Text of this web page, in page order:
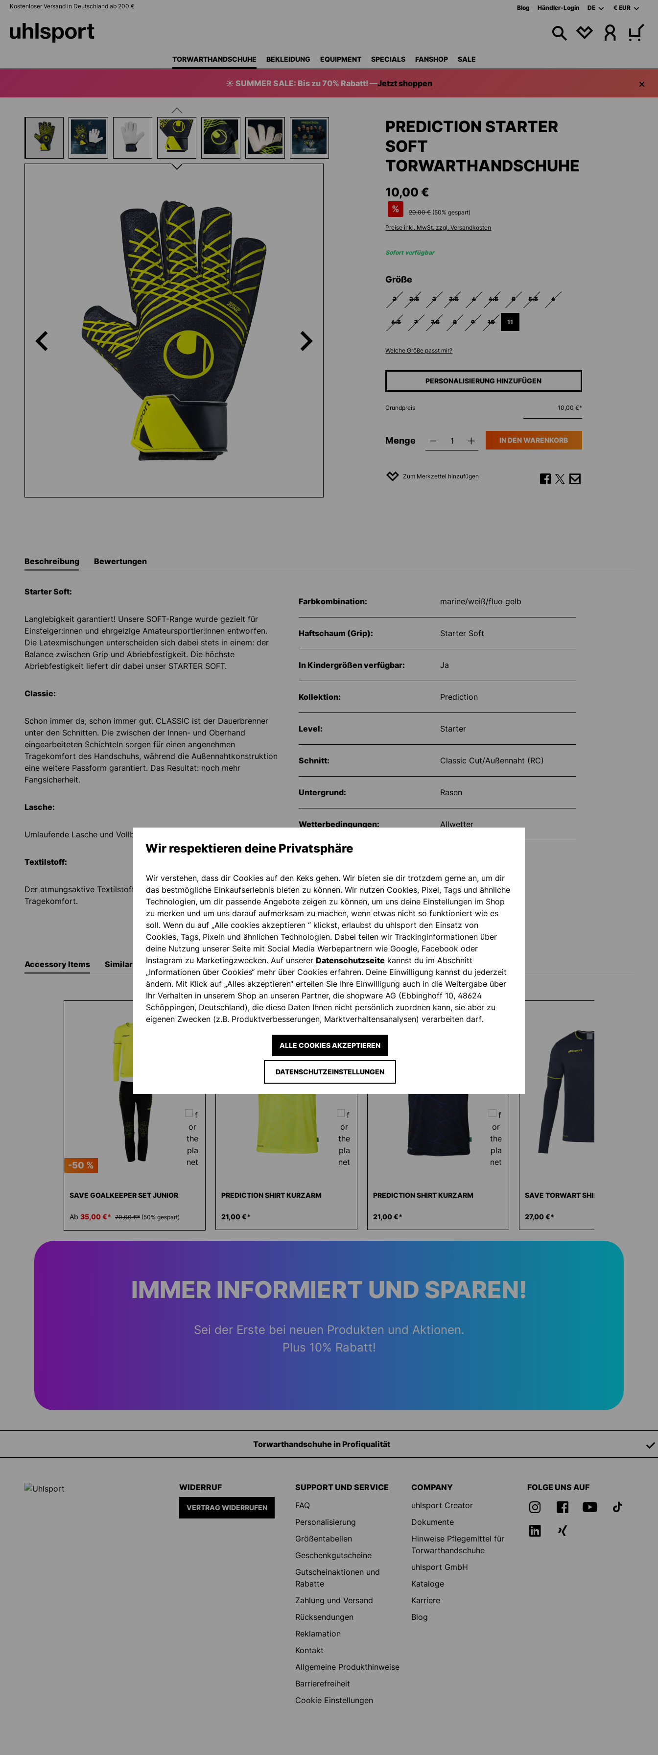
Zur Hauptnavigation springen
Kostenloser Versand in Deutschland ab 200 € Blog Händler-Login DE € EUR
DU HAST 0
TORWARTHANDSCHUHE BEKLEIDUNG EQUIPMENT SPECIALS FANSHOP SALE
☀️ SUMMER SALE: Bis zu 70% Rabatt! —Jetzt shoppen
Bildergalerie überspringen
PREDICTION STARTER
SOFT
TORWARTHANDSCHUHE
10,00 €
% 20,00 € (50% gespart)
Preise inkl. MwSt. zzgl. Versandkosten
Sofort verfügbar
Größeauswählen
2
(DIESE OPTION IST ZURZEIT NICHT VERFÜGBAR.)
2.5
(DIESE OPTION IST ZURZEIT NICHT VERFÜGBAR.)
3
(DIESE OPTION IST ZURZEIT NICHT VERFÜGBAR.)
3.5
(DIESE OPTION IST ZURZEIT NICHT VERFÜGBAR.)
4
(DIESE OPTION IST ZURZEIT NICHT VERFÜGBAR.)
4.5
(DIESE OPTION IST ZURZEIT NICHT VERFÜGBAR.)
5
(DIESE OPTION IST ZURZEIT NICHT VERFÜGBAR.)
5.5
(DIESE OPTION IST ZURZEIT NICHT
6
6.5
(DIESE OPTION IST ZURZEIT NICHT VERFÜGBAR.)
7
(DIESE OPTION IST ZURZEIT NICHT VERFÜGBAR.)
7.5
(DIESE OPTION IST ZURZEIT NICHT VERFÜGBAR.)
8
(DIESE OPTION IST ZURZEIT NICHT VERFÜGBAR.)
9
(DIESE OPTION IST ZURZEIT NICHT VERFÜGBAR.)
10 11
Welche Größe passt mir?
PERSONALISIERUNG HINZUFÜGEN
Grundpreis 10,00 €*
Menge IN DEN WARENKORB
Zum Merkzettel hinzufügen
Beschreibung Bewertungen
Starter Soft:
Langlebigkeit garantiert! Unsere SOFT-Range wurde gezielt für
Einsteiger:innen und ehrgeizige Amateursportler:innen entworfen.
Die Latexmischungen unterscheiden sich dabei stets in einem: der
Balance zwischen Grip und Abriebfestigkeit. Die höchste
Abriebfestigkeit liefert dir dabei unser STARTER SOFT.
Classic:
Schon immer da, schon immer gut. CLASSIC ist der Dauerbrenner
unter den Schnitten. Die zwischen der Innen- und Oberhand
eingearbeiteten Schichteln sorgen für einen angenehmen
Tragekomfort des Handschuhs, während die Außennahtkonstruktion
eine weitere Passform garantiert. Das Resultat: noch mehr
Fangsicherheit.
Lasche:
Umlaufende Lasche und Vollbandage für gute Handgelenkfixierung
Textilstoff:
Der atmungsaktive Textilstoff sorgt für einen angenehmen
Tragekomfort.
Farbkombination: marine/weiß/fluo gelb
Haftschaum (Grip): Starter Soft
In Kindergrößen verfügbar: Ja
Kollektion: Prediction
Level: Starter
Schnitt: Classic Cut/Außennaht (RC)
Untergrund: Rasen
Wetterbedingungen: Allwetter
Artikelnummer
Accessory Items Similar Items
Produktgalerie überspringen
-50 %
SAVE GOALKEEPER SET JUNIOR
Ab 35,00 €* 70,00 €* (50% gespart)
PREDICTION SHIRT KURZARM
21,00 €*
PREDICTION SHIRT KURZARM
21,00 €*
SAVE TORWART SHIRT
27,00 €*
IMMER INFORMIERT UND SPAREN!
Sei der Erste bei neuen Produkten und Aktionen.
Plus 10% Rabatt!
Ausrüstung für Torhüter
WIDERRUF
VERTRAG WIDERRUFEN
SUPPORT UND SERVICE
FAQ
Personalisierung
Größentabellen
Geschenkgutscheine
Gutscheinaktionen und
Rabatte
Zahlung und Versand
Rücksendungen
Reklamation
Kontakt
Allgemeine Produkthinweise
Barrierefreiheit
Cookie Einstellungen
COMPANY
uhlsport Creator
Dokumente
Hinweise Pflegemittel für
Torwarthandschuhe
uhlsport GmbH
Kataloge
Karriere
Blog
FOLGE UNS AUF
Wir respektieren deine Privatsphäre
Wir verstehen, dass dir Cookies auf den Keks gehen. Wir bieten sie dir trotzdem gerne an, um dir
das bestmögliche Einkaufserlebnis bieten zu können. Wir nutzen Cookies, Pixel, Tags und ähnliche
Technologien, um dir passende Angebote zeigen zu können, um uns deine Einstellungen im Shop
zu merken und um uns darauf aufmerksam zu machen, wenn etwas nicht so funktioniert wie es
soll. Wenn du auf „Alle cookies akzeptieren “ klickst, erlaubst du uhlsport den Einsatz von
Cookies, Tags, Pixeln und ähnlichen Technologien. Dabei teilen wir Trackinginformationen über
deine Nutzung unserer Seite mit Social Media Werbepartnern wie Google, Facebook oder
Instagram zu Marketingzwecken. Auf unserer Datenschutzseite kannst du im Abschnitt
„Informationen über Cookies“ mehr über Cookies erfahren. Deine Einwilligung kannst du jederzeit
ändern. Mit Klick auf „Alles akzeptieren“ erteilen Sie Ihre Einwilligung auch in die Weitergabe über
Ihr Verhalten in unserem Shop an unseren Partner, die shopware AG (Ebbinghoff 10, 48624
Schöppingen, Deutschland), die diese Daten Ihnen nicht persönlich zuordnen kann, sie aber zu
eigenen Zwecken (z.B. Produktverbesserungen, Marktverhaltensanalysen) verarbeiten darf.
DATENSCHUTZEINSTELLUNGEN
ALLE COOKIES AKZEPTIEREN